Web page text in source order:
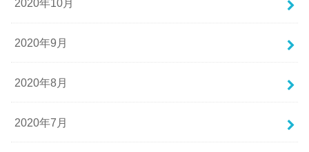
2020年10月
2020年9月
2020年8月
2020年7月